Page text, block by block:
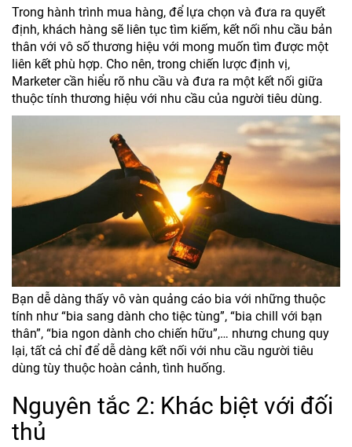
Trong hành trình mua hàng, để lựa chọn và đưa ra quyết
định, khách hàng sẽ liên tục tìm kiếm, kết nối nhu cầu bản
thân với vô số thương hiệu với mong muốn tìm được một
liên kết phù hợp. Cho nên, trong chiến lược định vị,
Marketer cần hiểu rõ nhu cầu và đưa ra một kết nối giữa
thuộc tính thương hiệu với nhu cầu của người tiêu dùng.
Bạn dễ dàng thấy vô vàn quảng cáo bia với những thuộc
tính như “bia sang dành cho tiệc tùng”, “bia chill với bạn
thân”, “bia ngon dành cho chiến hữu”,… nhưng chung quy
lại, tất cả chỉ để dễ dàng kết nối với nhu cầu người tiêu
dùng tùy thuộc hoàn cảnh, tình huống.
Nguyên tắc 2: Khác biệt với đối
thủ